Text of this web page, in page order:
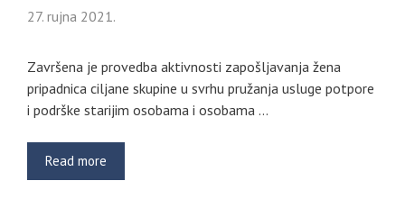
27. rujna 2021.
Završena je provedba aktivnosti zapošljavanja žena
pripadnica ciljane skupine u svrhu pružanja usluge potpore
i podrške starijim osobama i osobama …
Read more